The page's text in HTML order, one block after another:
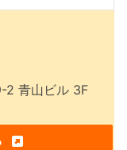
2 青山ビル 3F